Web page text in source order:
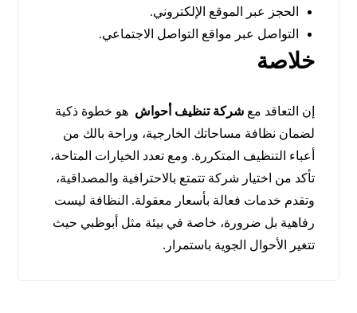
الحجز عبر الموقع الإلكتروني.
التواصل عبر مواقع التواصل الاجتماعي.
خلاصة
إن التعاقد معشركة تنظيف أحواش هو خطوة ذكية
لضمان نظافة مساحاتك الخارجية، وراحة بالك من
أعباء التنظيف المتكررة. ومع تعدد الخيارات المتاحة،
تأكد من اختيار شركة تتمتع بالاحترافية والمصداقية،
وتقدم خدمات فعالة بأسعار معقولة. النظافة ليست
رفاهية بل ضرورة، خاصة في بيئة مثل أبوظبي حيث
تتغير الأحوال الجوية باستمرار.